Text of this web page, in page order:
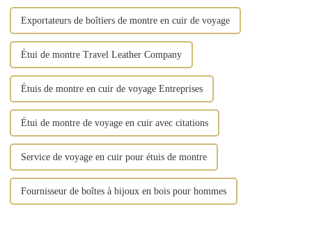
Exportateurs de boîtiers de montre en cuir de voyage
Étui de montre Travel Leather Company
Étuis de montre en cuir de voyage Entreprises
Étui de montre de voyage en cuir avec citations
Service de voyage en cuir pour étuis de montre
Fournisseur de boîtes à bijoux en bois pour hommes